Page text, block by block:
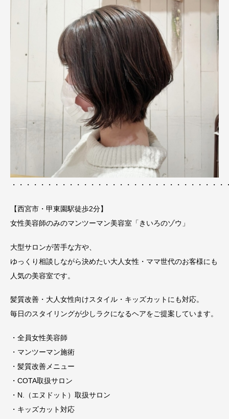
・・・・・・・・・・・・・・・・・・・・・・・・・・・・・・
【西宮市・甲東園駅徒歩2分】
女性美容師のみのマンツーマン美容室「きいろのゾウ」
大型サロンが苦手な方や、
ゆっくり相談しながら決めたい大人女性・ママ世代のお客様にも
人気の美容室です。
髪質改善・大人女性向けスタイル・キッズカットにも対応。
毎日のスタイリングが少しラクになるヘアをご提案しています。
・全員女性美容師
・マンツーマン施術
・髪質改善メニュー
・COTA取扱サロン
・N.（エヌドット）取扱サロン
・キッズカット対応